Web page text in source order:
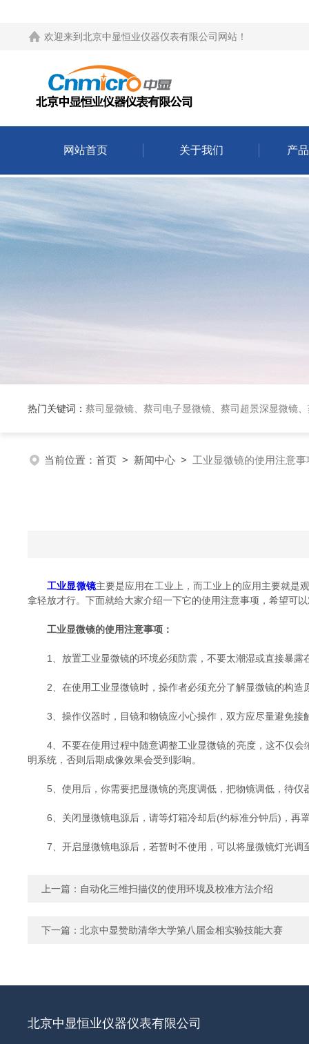
欢迎来到 北京中显恒业仪器仪表有限公司网站 ！
网站首页 关于我们 产
热门关键词： 蔡司显微镜、蔡司电子显微镜、蔡司超景深显微镜
当前位置： 首页 > 新闻中心 > 工业显微镜的使用注意
工业显微镜主要是应用在工业上，而工业上的应用主要就是
拿轻放才行。下面就给大家介绍一下它的使用注意事项，希望可
工业显微镜的使用注意事项：
1、放置工业显微镜的环境必须防震，不要太潮湿或直接暴露
2、在使用工业显微镜时，操作者必须充分了解显微镜的构造
3、操作仪器时，目镜和物镜应小心操作，双方应尽量避免接
4、不要在使用过程中随意调整工业显微镜的亮度，这不仅会
明系统，否则后期成像效果会受到影响。
5、使用后，你需要把显微镜的亮度调低，把物镜调低，待仪
6、关闭显微镜电源后，请等灯箱冷却后(约标准分钟后)，再
7、开启显微镜电源后，若暂时不使用，可以将显微镜灯光调
上一篇： 自动化三维扫描仪的使用环境及校准方法介绍
下一篇： 北京中显赞助清华大学第八届金相实验技能大赛
北京中显恒业仪器仪表有限公司